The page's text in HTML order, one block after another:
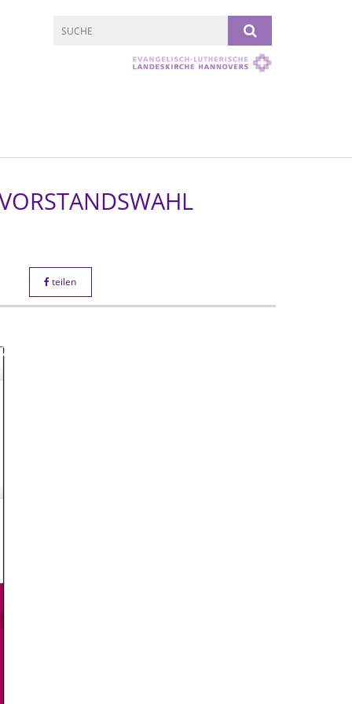
teilen